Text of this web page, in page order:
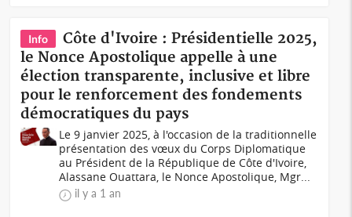
Info
Côte d'Ivoire : Présidentielle 2025,
le Nonce Apostolique appelle à une
élection transparente, inclusive et libre
pour le renforcement des fondements
démocratiques du pays
Le 9 janvier 2025, à l'occasion de la traditionnelle
présentation des vœux du Corps Diplomatique
au Président de la République de Côte d'Ivoire,
Alassane Ouattara, le Nonce Apostolique, Mgr...
il y a 1 an